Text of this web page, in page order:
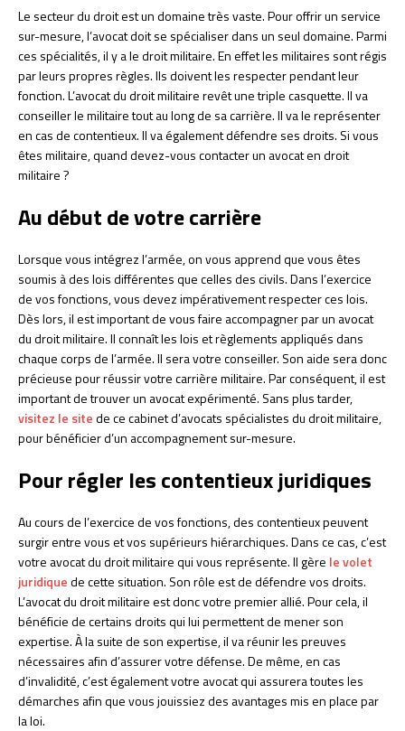
Le secteur du droit est un domaine très vaste. Pour offrir un service
sur-mesure, l’avocat doit se spécialiser dans un seul domaine. Parmi
ces spécialités, il y a le droit militaire. En effet les militaires sont régis
par leurs propres règles. Ils doivent les respecter pendant leur
fonction. L’avocat du droit militaire revêt une triple casquette. Il va
conseiller le militaire tout au long de sa carrière. Il va le représenter
en cas de contentieux. Il va également défendre ses droits. Si vous
êtes militaire, quand devez-vous contacter un avocat en droit
militaire ?
Au début de votre carrière
Lorsque vous intégrez l’armée, on vous apprend que vous êtes
soumis à des lois différentes que celles des civils. Dans l’exercice
de vos fonctions, vous devez impérativement respecter ces lois.
Dès lors, il est important de vous faire accompagner par un avocat
du droit militaire. Il connaît les lois et règlements appliqués dans
chaque corps de l’armée. Il sera votre conseiller. Son aide sera donc
précieuse pour réussir votre carrière militaire. Par conséquent, il est
important de trouver un avocat expérimenté. Sans plus tarder,
visitez le sitede ce cabinet d’avocats spécialistes du droit militaire,
pour bénéficier d’un accompagnement sur-mesure.
Pour régler les contentieux juridiques
Au cours de l’exercice de vos fonctions, des contentieux peuvent
surgir entre vous et vos supérieurs hiérarchiques. Dans ce cas, c’est
votre avocat du droit militaire qui vous représente. Il gère le volet
juridiquede cette situation. Son rôle est de défendre vos droits.
L’avocat du droit militaire est donc votre premier allié. Pour cela, il
bénéficie de certains droits qui lui permettent de mener son
expertise. À la suite de son expertise, il va réunir les preuves
nécessaires afin d’assurer votre défense. De même, en cas
d’invalidité, c’est également votre avocat qui assurera toutes les
démarches afin que vous jouissiez des avantages mis en place par
la loi.